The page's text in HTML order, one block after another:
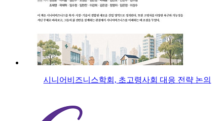
시니어비즈니스학회, 초고령사회 대응 전략 논의